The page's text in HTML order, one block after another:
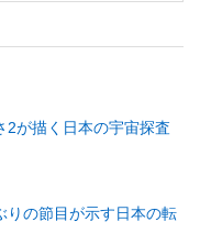
が描く日本の宇宙探査
の節目が示す日本の転